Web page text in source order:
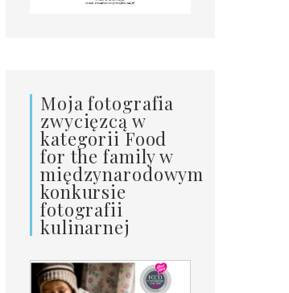
Moja fotografia
zwycięzcą w
kategorii Food
for the family w
międzynarodowym
konkursie
fotografii
kulinarnej